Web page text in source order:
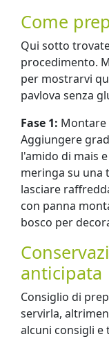
Come
Qui sotto
procedimento.
per mostrarvi
pavlova senza
Fase 1: Montare
Aggiungere
l'amido di mais
meringa su una
lasciare
con panna
bosco per
anticipata
Consiglio di
servirla,
alcuni consigli e